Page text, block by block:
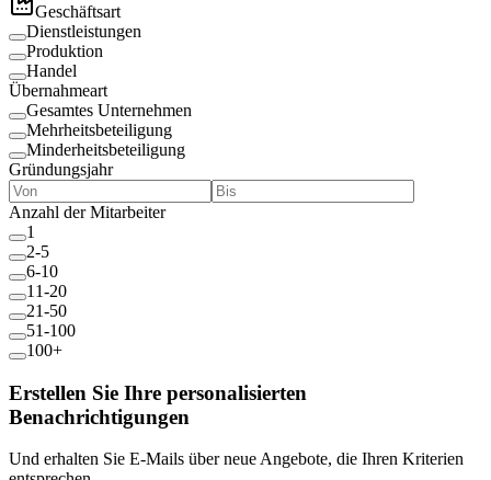
Geschäftsart
Dienstleistungen
Produktion
Handel
Übernahmeart
Gesamtes Unternehmen
Mehrheitsbeteiligung
Minderheitsbeteiligung
Gründungsjahr
Anzahl der Mitarbeiter
1
2-5
6-10
11-20
21-50
51-100
100+
Erstellen Sie Ihre personalisierten
Benachrichtigungen
Und erhalten Sie E-Mails über neue Angebote, die Ihren Kriterien